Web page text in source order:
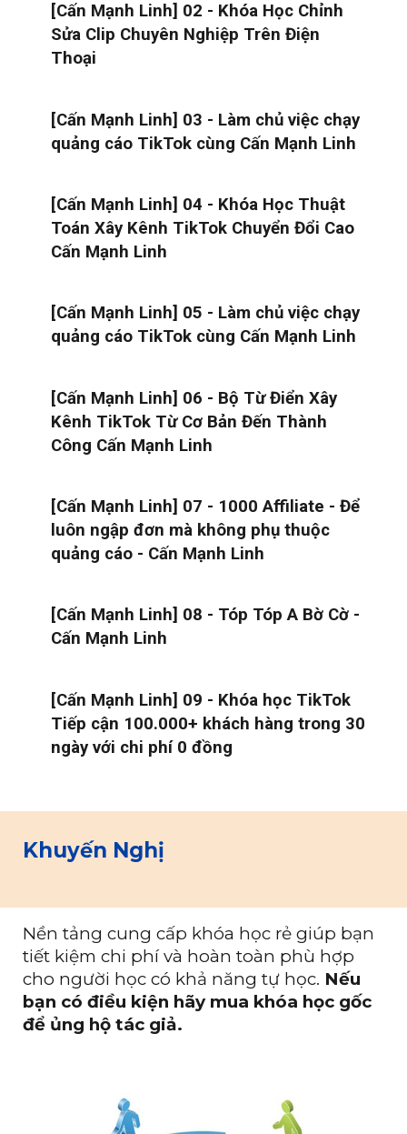
[Cấn Mạnh Linh] 02 - Khóa Học Chỉnh
Sửa Clip Chuyên Nghiệp Trên Điện
Thoại
[Cấn Mạnh Linh] 03 - Làm chủ việc chạy
quảng cáo TikTok cùng Cấn Mạnh Linh
[Cấn Mạnh Linh] 04 - Khóa Học Thuật
Toán Xây Kênh TikTok Chuyển Đổi Cao
Cấn Mạnh Linh
[Cấn Mạnh Linh] 05 - Làm chủ việc chạy
quảng cáo TikTok cùng Cấn Mạnh Linh
[Cấn Mạnh Linh] 06 - Bộ Từ Điển Xây
Kênh TikTok Từ Cơ Bản Đến Thành
Công Cấn Mạnh Linh
[Cấn Mạnh Linh] 07 - 1000 Affiliate - Để
luôn ngập đơn mà không phụ thuộc
quảng cáo - Cấn Mạnh Linh
[Cấn Mạnh Linh] 08 - Tóp Tóp A Bờ Cờ -
Cấn Mạnh Linh
[Cấn Mạnh Linh] 09 - Khóa học TikTok
Tiếp cận 100.000+ khách hàng trong 30
ngày với chi phí 0 đồng
Khuyến Nghị
Nền tảng cung cấp khóa học rẻ giúp bạn
tiết kiệm chi phí và hoàn toàn phù hợp
cho người học có khả năng tự học. Nếu
bạn có điều kiện hãy mua khóa học gốc
để ủng hộ tác giả.